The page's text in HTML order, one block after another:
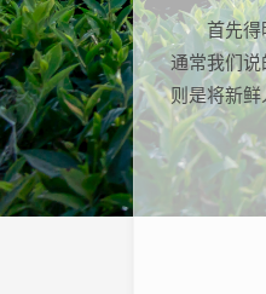
首先得
通常我们说
则是将新鲜